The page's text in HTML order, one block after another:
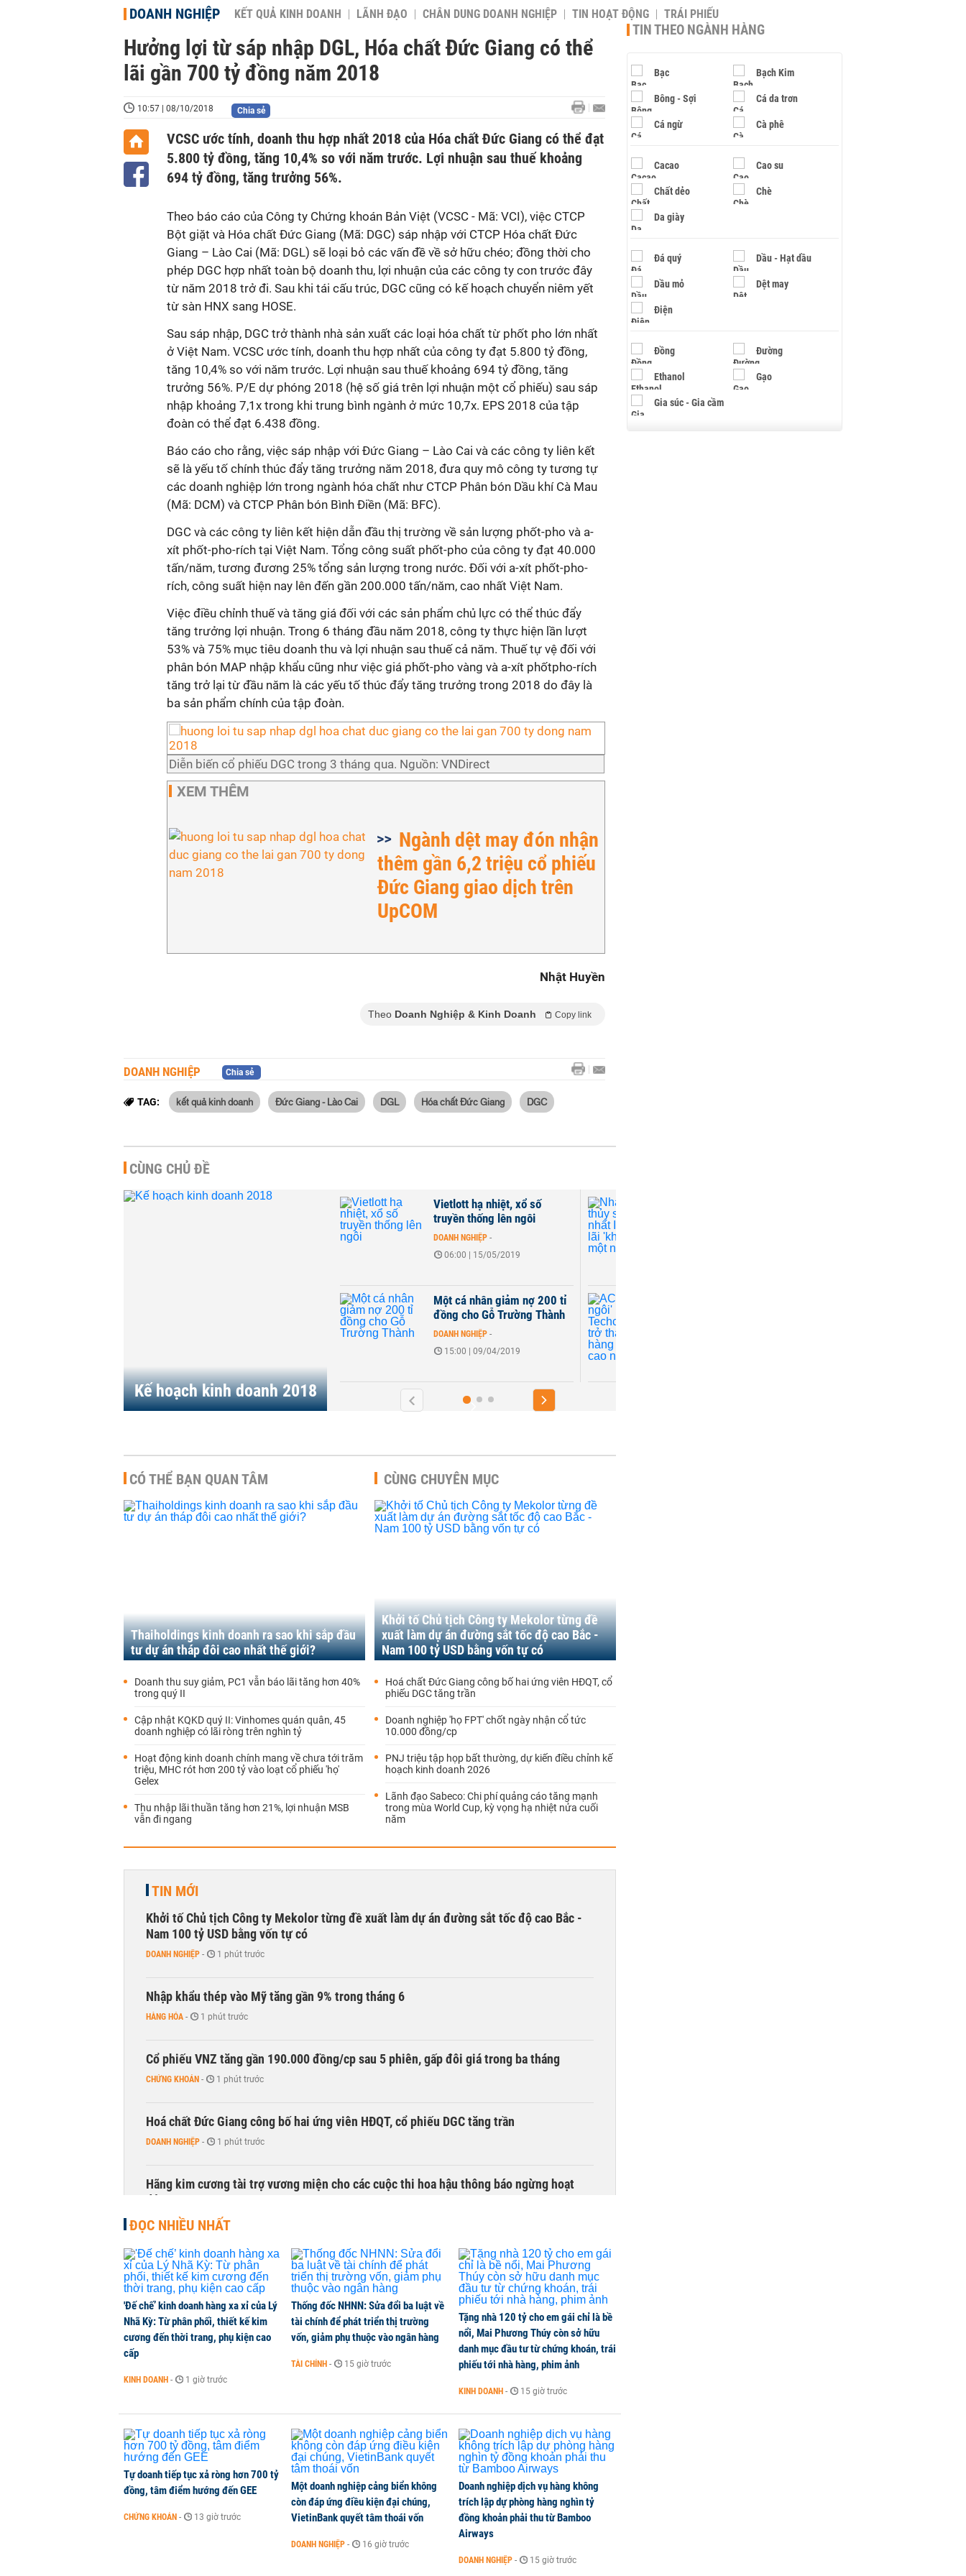
DOANH NGHIỆP KẾT QUẢ KINH DOANH LÃNH ĐẠO CHÂN DUNG DOANH NGHIỆP TIN HOẠT ĐỘNG TRÁI PHIẾU
Hưởng lợi từ sáp nhập DGL, Hóa chất Đức Giang có thể
lãi gần 700 tỷ đồng năm 2018
10:57 | 08/10/2018 Chia sẻ
VCSC ước tính, doanh thu hợp nhất 2018 của Hóa chất Đức Giang có thể đạt
5.800 tỷ đồng, tăng 10,4% so với năm trước. Lợi nhuận sau thuế khoảng
694 tỷ đồng, tăng trưởng 56%.
Theo báo cáo của Công ty Chứng khoán Bản Việt (VCSC - Mã: VCI), việc CTCP
Bột giặt và Hóa chất Đức Giang (Mã: DGC) sáp nhập với CTCP Hóa chất Đức
Giang – Lào Cai (Mã: DGL) sẽ loại bỏ các vấn đề về sở hữu chéo; đồng thời cho
phép DGC hợp nhất toàn bộ doanh thu, lợi nhuận của các công ty con trước đây
từ năm 2018 trở đi. Sau khi tái cấu trúc, DGC cũng có kế hoạch chuyển niêm yết
từ sàn HNX sang HOSE.
Sau sáp nhập, DGC trở thành nhà sản xuất các loại hóa chất từ phốt pho lớn nhất
ở Việt Nam. VCSC ước tính, doanh thu hợp nhất của công ty đạt 5.800 tỷ đồng,
tăng 10,4% so với năm trước. Lợi nhuận sau thuế khoảng 694 tỷ đồng, tăng
trưởng 56%. P/E dự phóng 2018 (hệ số giá trên lợi nhuận một cổ phiếu) sau sáp
nhập khoảng 7,1x trong khi trung bình ngành ở mức 10,7x. EPS 2018 của tập
đoàn có thể đạt 6.438 đồng.
Báo cáo cho rằng, việc sáp nhập với Đức Giang – Lào Cai và các công ty liên kết
sẽ là yếu tố chính thúc đẩy tăng trưởng năm 2018, đưa quy mô công ty tương tự
các doanh nghiệp lớn trong ngành hóa chất như CTCP Phân bón Dầu khí Cà Mau
(Mã: DCM) và CTCP Phân bón Bình Điền (Mã: BFC).
DGC và các công ty liên kết hiện dẫn đầu thị trường về sản lượng phốt-pho và a-
xít phốt-pho-rích tại Việt Nam. Tổng công suất phốt-pho của công ty đạt 40.000
tấn/năm, tương đương 25% tổng sản lượng trong nước. Đối với a-xít phốt-pho-
rích, công suất hiện nay lên đến gần 200.000 tấn/năm, cao nhất Việt Nam.
Việc điều chỉnh thuế và tăng giá đối với các sản phẩm chủ lực có thể thúc đẩy
tăng trưởng lợi nhuận. Trong 6 tháng đầu năm 2018, công ty thực hiện lần lượt
53% và 75% mục tiêu doanh thu và lợi nhuận sau thuế cả năm. Thuế tự vệ đối với
phân bón MAP nhập khẩu cũng như việc giá phốt-pho vàng và a-xít phốtpho-rích
tăng trở lại từ đầu năm là các yếu tố thúc đẩy tăng trưởng trong 2018 do đây là
ba sản phẩm chính của tập đoàn.
Diễn biến cổ phiếu DGC trong 3 tháng qua. Nguồn: VNDirect
XEM THÊM
Ngành dệt may đón nhận
thêm gần 6,2 triệu cổ phiếu
Đức Giang giao dịch trên
UpCOM
Nhật Huyền
Theo Doanh Nghiệp & Kinh Doanh Copy link
DOANH NGHIỆP Chia sẻ
TAG: kết quả kinh doanh Đức Giang - Lào Cai DGL Hóa chất Đức Giang DGC
CÙNG CHỦ ĐỀ
Kế hoạch kinh doanh 2018
Vietlott hạ nhiệt, xổ số
truyền thống lên ngôi
DOANH NGHIỆP -
06:00 | 15/05/2019
Một cá nhân giảm nợ 200 tỉ
đồng cho Gỗ Trường Thành
DOANH NGHIỆP -
15:00 | 09/04/2019
CÓ THỂ BẠN QUAN TÂM
Thaiholdings kinh doanh ra sao khi sắp đầu
tư dự án tháp đôi cao nhất thế giới?
Doanh thu suy giảm, PC1 vẫn báo lãi tăng hơn 40%
trong quý II
Cập nhật KQKD quý II: Vinhomes quán quân, 45
doanh nghiệp có lãi ròng trên nghìn tỷ
Hoạt động kinh doanh chính mang về chưa tới trăm
triệu, MHC rót hơn 200 tỷ vào loạt cổ phiếu 'họ'
Gelex
Thu nhập lãi thuần tăng hơn 21%, lợi nhuận MSB
vẫn đi ngang
CÙNG CHUYÊN MỤC
Khởi tố Chủ tịch Công ty Mekolor từng đề
xuất làm dự án đường sắt tốc độ cao Bắc -
Nam 100 tỷ USD bằng vốn tự có
Hoá chất Đức Giang công bố hai ứng viên HĐQT, cổ
phiếu DGC tăng trần
Doanh nghiệp 'họ FPT' chốt ngày nhận cổ tức
10.000 đồng/cp
PNJ triệu tập họp bất thường, dự kiến điều chỉnh kế
hoạch kinh doanh 2026
Lãnh đạo Sabeco: Chi phí quảng cáo tăng mạnh
trong mùa World Cup, kỳ vọng hạ nhiệt nửa cuối
năm
TIN MỚI
Khởi tố Chủ tịch Công ty Mekolor từng đề xuất làm dự án đường sắt tốc độ cao Bắc -
Nam 100 tỷ USD bằng vốn tự có
DOANH NGHIỆP - 1 phút trước
Nhập khẩu thép vào Mỹ tăng gần 9% trong tháng 6
HÀNG HÓA - 1 phút trước
Cổ phiếu VNZ tăng gần 190.000 đồng/cp sau 5 phiên, gấp đôi giá trong ba tháng
CHỨNG KHOÁN - 1 phút trước
Hoá chất Đức Giang công bố hai ứng viên HĐQT, cổ phiếu DGC tăng trần
DOANH NGHIỆP - 1 phút trước
Hãng kim cương tài trợ vương miện cho các cuộc thi hoa hậu thông báo ngừng hoạt
động
KINH DOANH - 1 phút trước
Trùm phân phối ô tô hạng sang lãi đậm khi chuyển hướng buôn xe VinFast
KINH DOANH - 1 phút trước
Chính phủ đề xuất Quốc hội cho tăng 86.100 tỷ đồng làm đường sắt Lào Cai - Hà Nội -
Hải Phòng
năm 2027
THỜI SỰ - 1 phút trước
ĐỌC NHIỀU NHẤT
'Đế chế’ kinh doanh hàng xa xỉ của Lý
Nhã Kỳ: Từ phân phối, thiết kế kim
cương đến thời trang, phụ kiện cao
cấp
KINH DOANH - 1 giờ trước
Thống đốc NHNN: Sửa đổi ba luật về
tài chính để phát triển thị trường
vốn, giảm phụ thuộc vào ngân hàng
TÀI CHÍNH - 15 giờ trước
Tặng nhà 120 tỷ cho em gái chỉ là bề
nổi, Mai Phương Thúy còn sở hữu
danh mục đầu tư từ chứng khoán, trái
phiếu tới nhà hàng, phim ảnh
KINH DOANH - 15 giờ trước
Tự doanh tiếp tục xả ròng hơn 700 tỷ
đồng, tâm điểm hướng đến GEE
CHỨNG KHOÁN - 13 giờ trước
Một doanh nghiệp cảng biển không
còn đáp ứng điều kiện đại chúng,
VietinBank quyết tâm thoái vốn
DOANH NGHIỆP - 16 giờ trước
Doanh nghiệp dịch vụ hàng không
trích lập dự phòng hàng nghìn tỷ
đồng khoản phải thu từ Bamboo
Airways
DOANH NGHIỆP - 15 giờ trước
TIN THEO NGÀNH HÀNG
Bạc Bạch Kim
Bông - Sợi Cá da trơn
Cá ngừ Cà phê
Cacao Cao su
Chất dẻo Chè
Da giày
Đá quý Dầu - Hạt dầu
Dầu mỏ Dệt may
Điện
Đồng Đường
Ethanol Gạo
Gia súc - Gia cầm